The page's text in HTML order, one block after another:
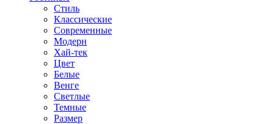
Стиль
Классические
Современные
Модерн
Хай-тек
Цвет
Белые
Венге
Светлые
Темные
Размер